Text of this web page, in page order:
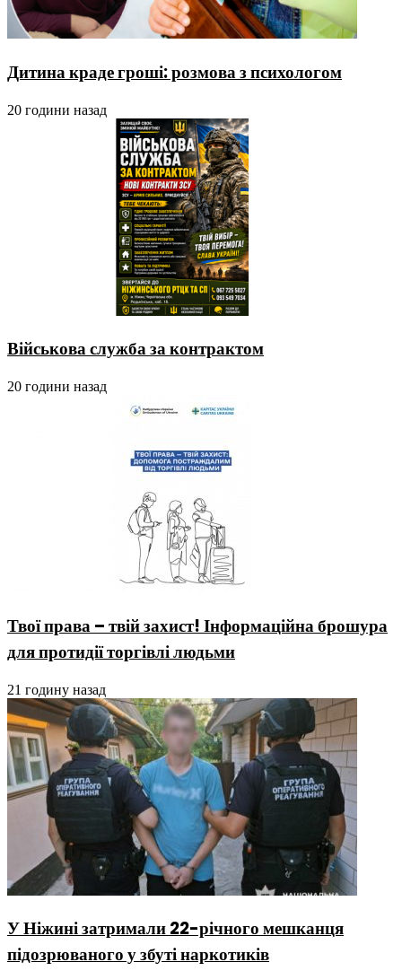
Дитина краде гроші: розмова з психологом
20 години назад
Військова служба за контрактом
20 години назад
Твої права – твій захист! Інформаційна брошура
для протидії торгівлі людьми
21 годину назад
У Ніжині затримали 22-річного мешканця
підозрюваного у збуті наркотиків